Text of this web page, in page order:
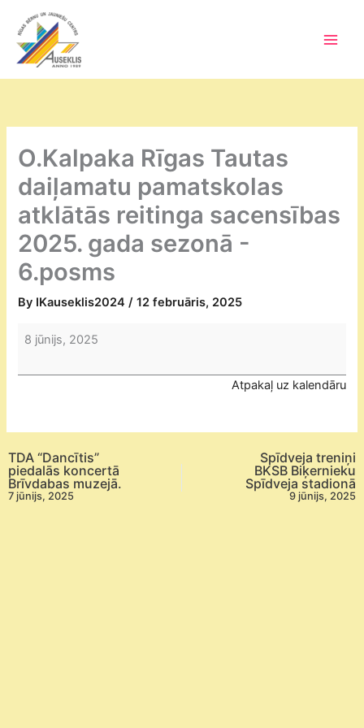
content
O.Kalpaka Rīgas Tautas
daiļamatu pamatskolas
atklātās reitinga sacensības
2025. gada sezonā -
6.posms
By IKauseklis2024/12 februāris, 2025
O.Kalpaka
Tautas
atklātās
reitinga
sacensības
2025.
8 jūnijs, 2025
Atpakaļ uz kalendāru
TDA “Dancītis”
piedalās koncertā
Brīvdabas muzejā.
7 jūnijs, 2025
Spīdveja treniņi
BKSB Biķernieku
Spīdveja stadionā
9 jūnijs, 2025